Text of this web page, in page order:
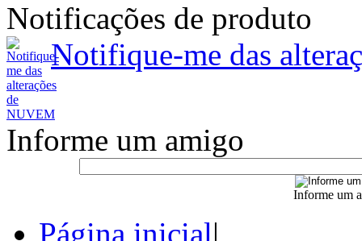
Notificações de produto
Notifique-me das
Informe um amigo
Informe um
Página inicial|